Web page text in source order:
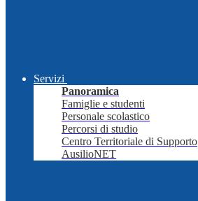
Servizi
Panoramica
Famiglie e studenti
Personale scolastico
Percorsi di studio
Centro Territoriale di Supporto
AusilioNET